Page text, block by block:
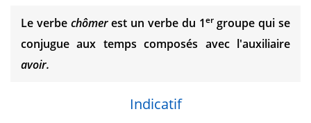
Le verbe chômerest un verbe du 1ergroupe qui se
conjugue aux temps composés avec l'auxiliaire
avoir.
Indicatif